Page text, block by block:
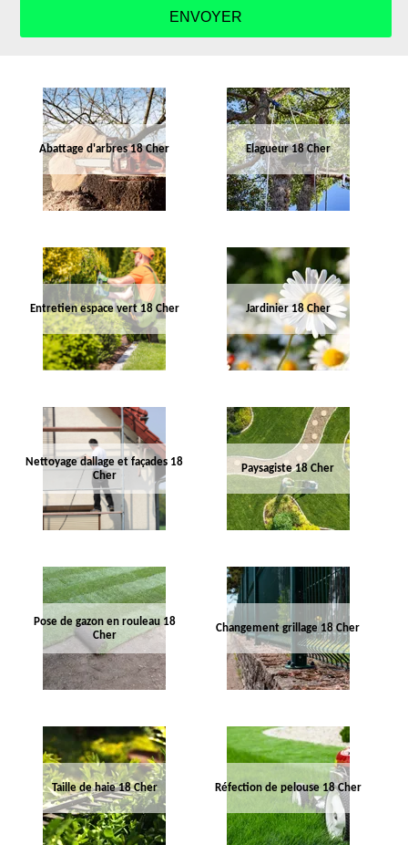
Abattage d'arbres 18 Cher Elagueur 18 Cher
Entretien espace vert 18 Cher Jardinier 18 Cher
Nettoyage dallage et façades 18
Cher
Paysagiste 18 Cher
Pose de gazon en rouleau 18
Cher
Changement grillage 18 Cher
Taille de haie 18 Cher Réfection de pelouse 18 Cher